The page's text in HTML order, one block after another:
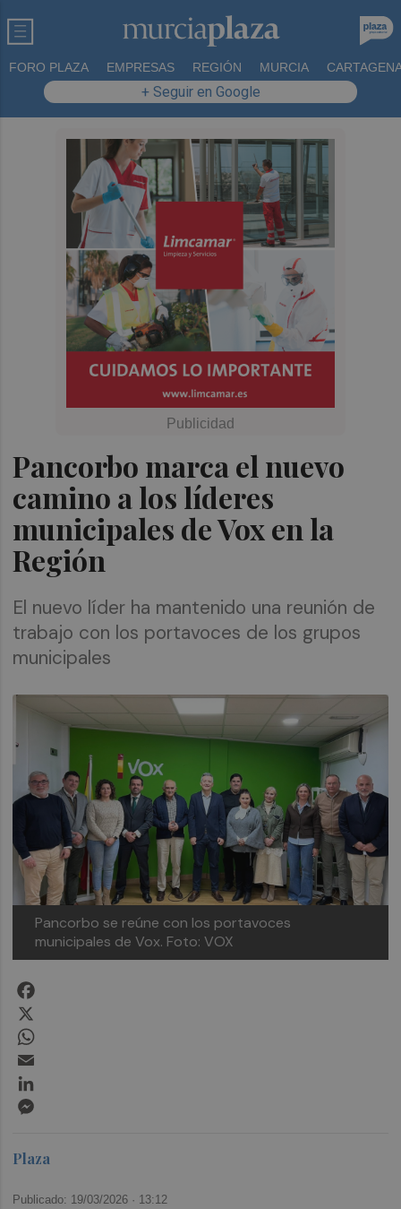
FORO PLAZA EMPRESAS REGIÓN MURCIA
+ Seguir en Google
Pancorbo marca el nuevo
camino a los líderes
municipales de Vox en la
Región
El nuevo líder ha mantenido una reunión de
trabajo con los portavoces de los grupos
municipales
Pancorbo se reúne con los portavoces
municipales de Vox. Foto: VOX
Plaza
Publicado: 19/03/2026 · 13:12